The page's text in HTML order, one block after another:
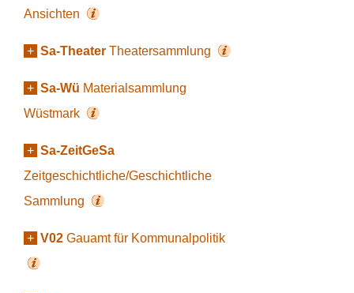
Ansichten
+ Sa-Theater Theatersammlung
+ Sa-Wü Materialsammlung
Wüstmark
+ Sa-ZeitGeSa
Zeitgeschichtliche/Geschichtliche
Sammlung
+ V02 Gauamt für Kommunalpolitik